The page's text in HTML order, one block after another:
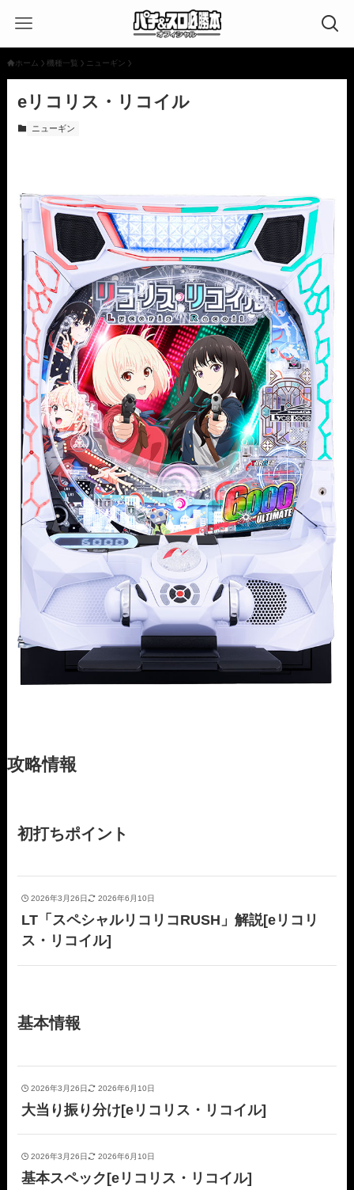
ホーム 機種一覧 ニューギン
eリコリス・リコイル
ニューギン
攻略情報
初打ちポイント
2026年3月26日 2026年6月10日
LT「スペシャルリコリコRUSH」解説[eリコリ
ス・リコイル]
基本情報
2026年3月26日 2026年6月10日
大当り振り分け[eリコリス・リコイル]
2026年3月26日 2026年6月10日
基本スペック[eリコリス・リコイル]